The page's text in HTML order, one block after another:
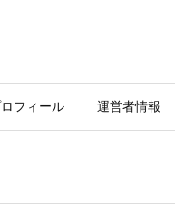
フィール 運営者情報